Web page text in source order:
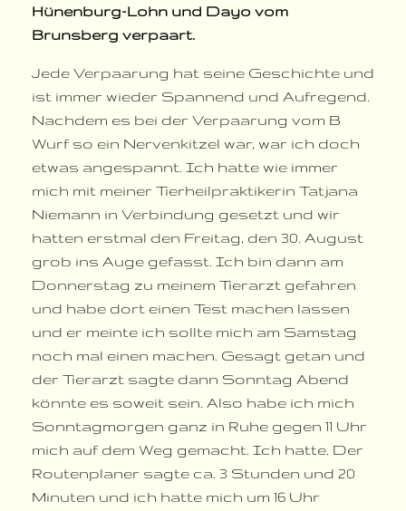
Hünenburg-Lohn und Dayo vom
Brunsberg verpaart.
Jede Verpaarung hat seine Geschichte und
ist immer wieder Spannend und Aufregend.
Nachdem es bei der Verpaarung vom B
Wurf so ein Nervenkitzel war, war ich doch
etwas angespannt. Ich hatte wie immer
mich mit meiner Tierheilpraktikerin Tatjana
Niemann in Verbindung gesetzt und wir
hatten erstmal den Freitag, den 30. August
grob ins Auge gefasst. Ich bin dann am
Donnerstag zu meinem Tierarzt gefahren
und habe dort einen Test machen lassen
und er meinte ich sollte mich am Samstag
noch mal einen machen. Gesagt getan und
der Tierarzt sagte dann Sonntag Abend
könnte es soweit sein. Also habe ich mich
Sonntagmorgen ganz in Ruhe gegen 11 Uhr
mich auf dem Weg gemacht. Ich hatte. Der
Routenplaner sagte ca. 3 Stunden und 20
Minuten und ich hatte mich um 16 Uhr